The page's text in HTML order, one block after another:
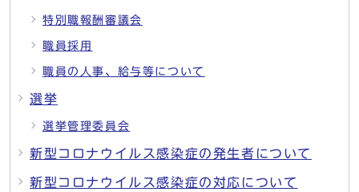
特別職報酬審議会
職員採用
職員の人事、給与等について
選挙
選挙管理委員会
新型コロナウイルス感染症の発生者について
新型コロナウイルス感染症の対応について